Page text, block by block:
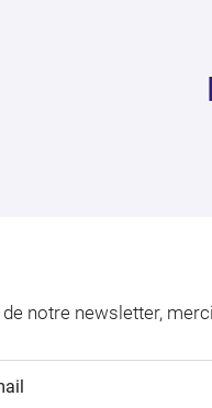
recevoir nos propositions
notre newsletter,